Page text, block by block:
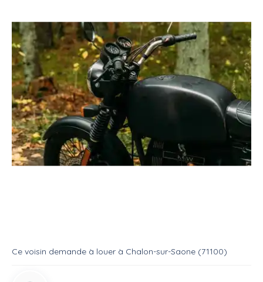
Location Véhicule Moto
Moto de sport (4 jours)
Location Moto
Ce voisin demande à louer à Chalon-sur-Saone (71100)